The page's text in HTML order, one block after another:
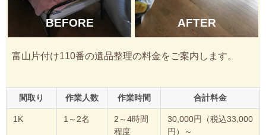
BEFORE AFTER
富山片付け110番の遺品整理の料金をご案内します。
間取り 作業人数 作業時間 合計料金
1K 1～2名
2～4時間
程度
30,000円（税込33,000
円）～